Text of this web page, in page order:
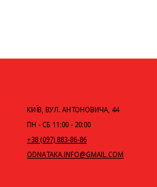
КИЇВ, ВУЛ. АНТОНОВИЧА, 44
ПН - СБ 11:00 - 20:00
+38 (097) 883-86-86
ODNATAKA.INFO@GMAIL.COM